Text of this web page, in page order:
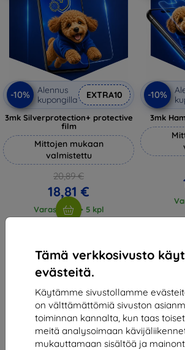
Tämä verkkosivusto
evästeitä.
Käytämme sivustollamme
on välttämättömiä sivuston
toiminnan kannalta, kun taas
meitä analysoimaan
mukauttamaan sisältöä ja
-10%
Alennus
kupongilla
EXTRA10
3mk Silverprotection+ protective
film
Mittojen mukaan
valmistettu
20,89 €
18,81 €
Varastossa > 5 kpl
-10%
3mk
yhteensä .